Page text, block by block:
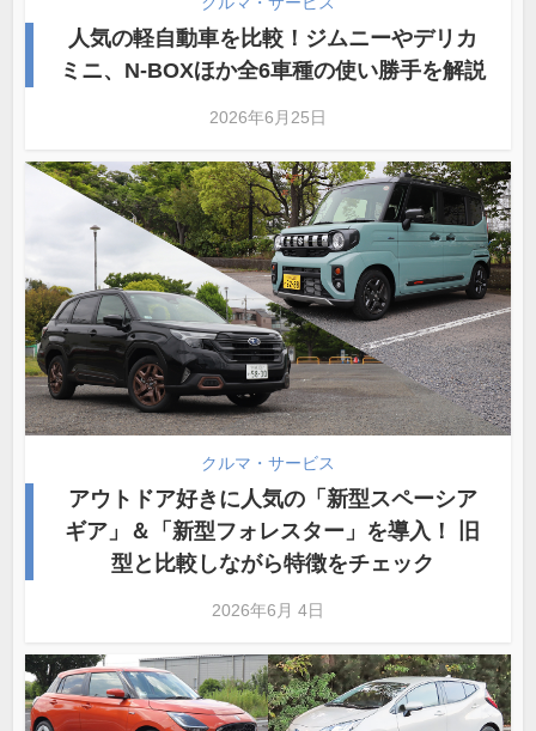
人気の軽自動車を比較！ジムニーやデリカ
ミニ、N-BOXほか全6車種の使い勝手を解説
2026年6月25日
クルマ・サービス
アウトドア好きに人気の「新型スペーシア
ギア」＆「新型フォレスター」を導入！ 旧
型と比較しながら特徴をチェック
2026年6月 4日